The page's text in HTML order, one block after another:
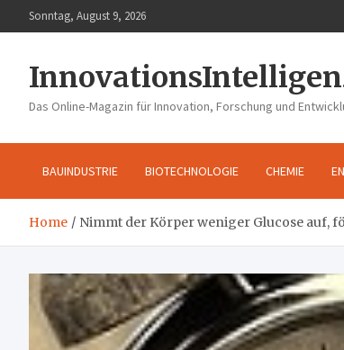
to
Sonntag, August 9, 2026
Das Online-Magazin für Innovation, Forschung und
BAUINDUSTRIE BIOTECHNOLOGIE CHEMIE
Home Nimmt der Körper weniger Glucose auf,